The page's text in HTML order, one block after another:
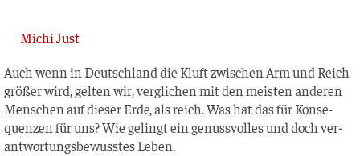
Michi Just
Auch wenn in Deutsch­land die Kluft zwi­schen Arm und Reich
grö­ßer wird, gel­ten wir, ver­gli­chen mit den meis­ten ande­ren
Men­schen auf die­ser Erde, als reich. Was hat das für Kon­se­
quen­zen für uns? Wie gelingt ein genuss­vol­les und doch ver­
ant­wor­tungs­be­wuss­tes Leben.